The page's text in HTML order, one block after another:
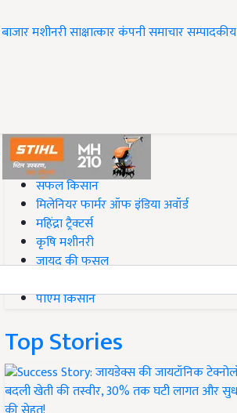
बाजारमशीनरीसाक्षात्कारकंपनी समाचारसम्पादकीय
#Top on Krishi Jagran
सफल किसान
मिलेनियर फार्मर ऑफ इंडिया अवॉर्ड
महिंद्रा ट्रैक्टर्स
कृषि मशीनरी
जायद की फसल
पीएम किसान
Top Stories